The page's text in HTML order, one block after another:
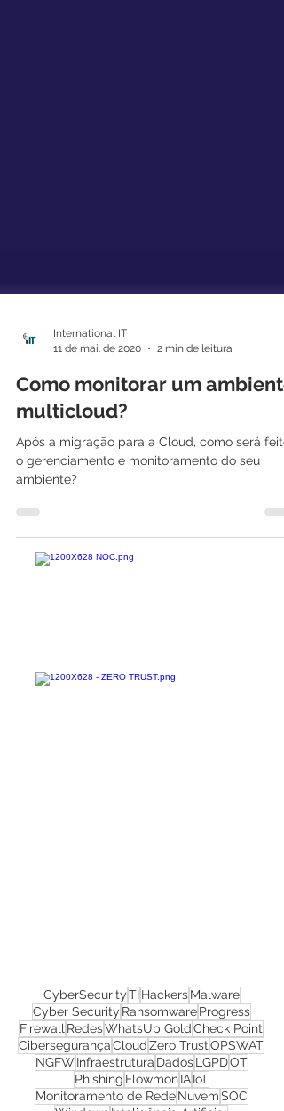
11 de mai. de 2020
2 min de leitura
Como monitorar um ambiente
multicloud?
Após a migração para a Cloud, como será feito
ambiente?
CyberSecurityTIHackersMalware
Cyber Security RansomwareProgress
FirewallRedesWhatsUp Gold Check Point
CibersegurançaCloudZero Trust
NGFWInfraestruturaDadosLGPDOT